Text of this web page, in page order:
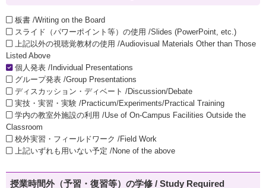
板書 /Writing on the Board
スライド（パワーポイント等）の使用 /Slides (PowerPoint, etc.)
上記以外の視聴覚教材の使用 /Audiovisual Materials Other than Those
Listed Above
個人発表 /Individual Presentations
グループ発表 /Group Presentations
ディスカッション・ディベート /Discussion/Debate
実技・実習・実験 /Practicum/Experiments/Practical Training
学内の教室外施設の利用 /Use of On-Campus Facilities Outside the
Classroom
校外実習・フィールドワーク /Field Work
上記いずれも用いない予定 /None of the above
授業時間外（予習・復習等）の学修 / Study Required